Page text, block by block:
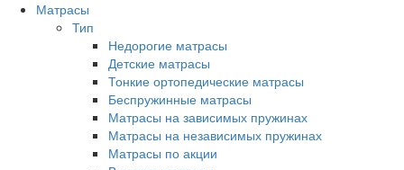
Матрасы
Тип
Недорогие матрасы
Детские матрасы
Тонкие ортопедические матрасы
Беспружинные матрасы
Матрасы на зависимых пружинах
Матрасы на независимых пружинах
Матрасы по акции